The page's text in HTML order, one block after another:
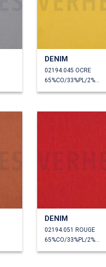
DENIM
02194.045 OCRE
DENIM
02194.051 ROUGE